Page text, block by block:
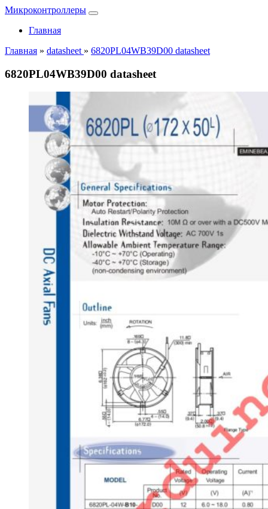
Микроконтроллеры
Главная
Главная » datasheet » 6820PL04WB39D00 datasheet
6820PL04WB39D00 datasheet